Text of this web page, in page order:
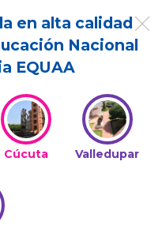
en alta calidad
Nacional
EQUAA
Cúcuta Valledupar